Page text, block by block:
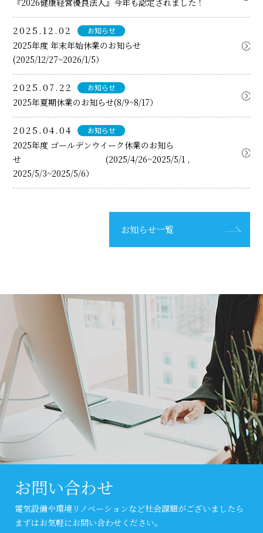
2025.12.02 お知らせ
2025年度 年末年始休業のお知らせ
(2025/12/27~2026/1/5）
2025.07.22 お知らせ
2025年夏期休業のお知らせ(8/9~8/17）
2025.04.04 お知らせ
2025年度 ゴールデンウイーク休業のお知ら
せ (2025/4/26~2025/5/1 ,
2025/5/3~2025/5/6）
お知らせ一覧
お問い合わせ
電気設備や環境リノベーションなど社会課題がございましたら
まずはお気軽にお問い合わせください。